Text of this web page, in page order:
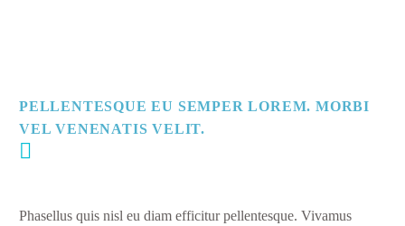
PELLENTESQUE EU SEMPER LOREM. MORBI
VEL VENENATIS VELIT.
Phasellus quis nisl eu diam efficitur pellentesque. Vivamus